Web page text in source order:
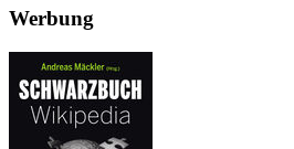
Werbung